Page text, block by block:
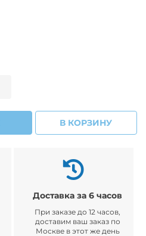
В КОРЗИНУ
Доставка за 6 часов
При заказе до 12 часов,
доставим ваш заказ по
Москве в этот же день